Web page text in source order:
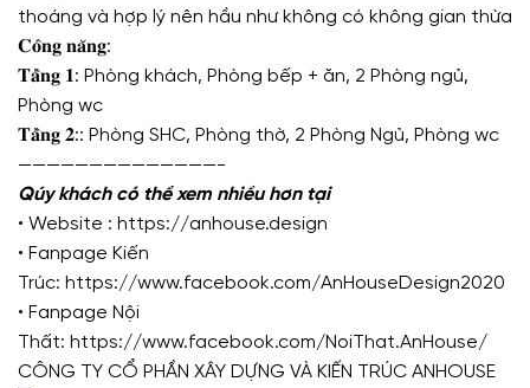
thoáng và hợp lý nên hầu như không có không gian thừa
𝐂𝐨̂𝐧𝐠 𝐧𝐚̆𝐧𝐠:
𝐓𝐚̂̀𝐧𝐠 𝟏: Phòng khách, Phòng bếp + ăn, 2 Phòng ngủ,
Phòng wc
𝐓𝐚̂̀𝐧𝐠 𝟐:: Phòng SHC, Phòng thờ, 2 Phòng Ngủ, Phòng wc
——————————————-
Qúy khách có thể xem nhiều hơn tại
• Website : https://anhouse.design
• Fanpage Kiến
Trúc: https://www.facebook.com/AnHouseDesign2020
• Fanpage Nội
Thất: https://www.facebook.com/NoiThat.AnHouse/
CÔNG TY CỔ PHẦN XÂY DỰNG VÀ KIẾN TRÚC ANHOUSE